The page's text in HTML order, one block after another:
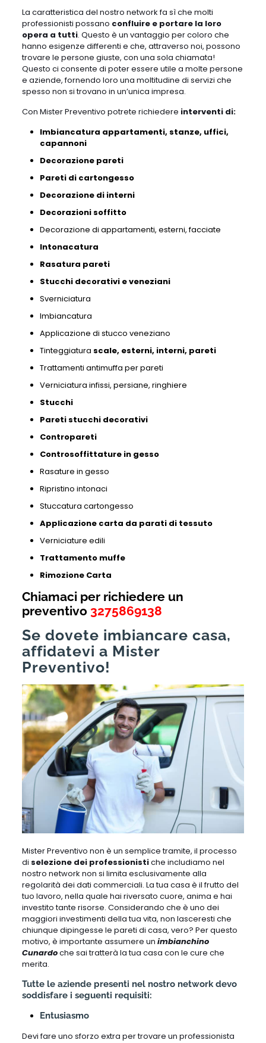
La caratteristica del nostro network fa sì che molti
professionisti possano confluire e portare la loro
opera a tutti. Questo è un vantaggio per coloro che
hanno esigenze differenti e che, attraverso noi, possono
trovare le persone giuste, con una sola chiamata!
Questo ci consente di poter essere utile a molte persone
e aziende, fornendo loro una moltitudine di servizi che
spesso non si trovano in un’unica impresa.
Con Mister Preventivo potrete richiedere interventi di:
Imbiancatura appartamenti, stanze, uffici,
capannoni
Decorazione pareti
Pareti di cartongesso
Decorazione di interni
Decorazioni soffitto
Decorazione di appartamenti, esterni,facciate
Intonacatura
Rasatura pareti
Stucchi decorativi eveneziani
Sverniciatura
Imbiancatura
Applicazione di stucco veneziano
Tinteggiatura scale, esterni, interni, pareti
Trattamenti antimuffa per pareti
Verniciatura infissi, persiane, ringhiere
Stucchi
Pareti stucchi decorativi
Contropareti
Controsoffittature in gesso
Rasature in gesso
Ripristino intonaci
Stuccatura cartongesso
Applicazione carta da parati di tessuto
Verniciature edili
Trattamento muffe
Rimozione Carta
Chiamaci per richiedere un
preventivo 3275869138
Se dovete imbiancare casa,
affidatevi a Mister
Preventivo!
Mister Preventivo non è un semplice tramite, il processo
di selezione dei professionistiche includiamo nel
nostro network non si limita esclusivamente alla
regolarità dei dati commerciali. La tua casa è il frutto del
tuo lavoro, nella quale hai riversato cuore, anima e hai
investito tante risorse. Considerando che è uno dei
maggiori investimenti della tua vita, non lasceresti che
chiunque dipingesse le pareti di casa, vero? Per questo
motivo, è importante assumere un imbianchino
Cunardoche sai tratterà la tua casa con le cure che
merita.
Tutte le aziende presenti nel nostro network devo
soddisfare i seguenti requisiti:
Entusiasmo
Devi fare uno sforzo extra per trovare un professionista